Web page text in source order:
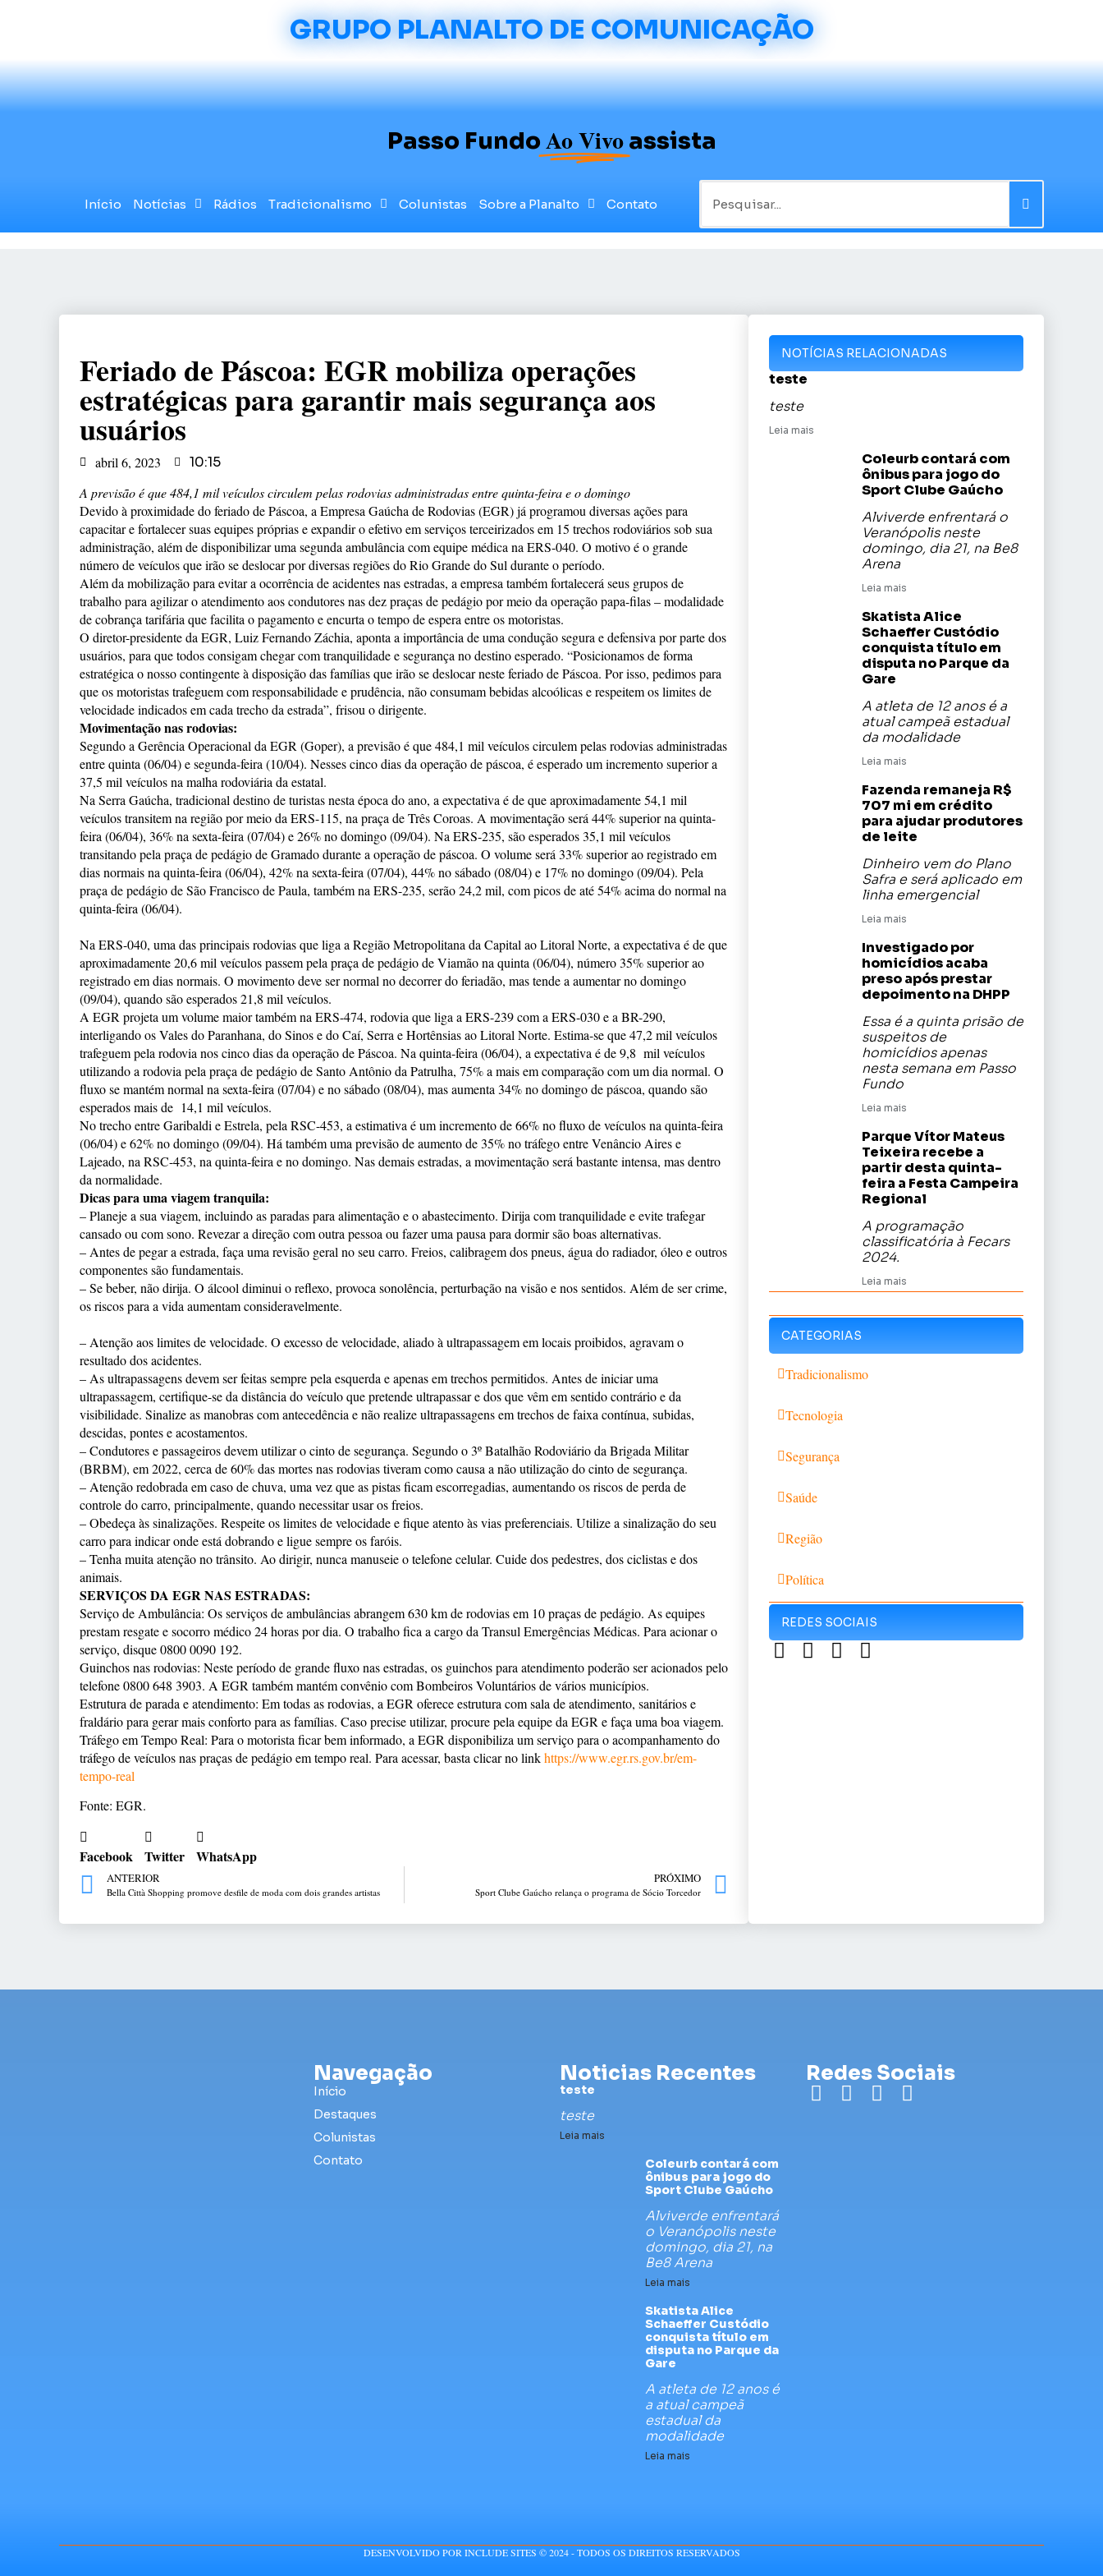
GRUPO PLANALTO DE COMUNICAÇÃO
Passo Fundo Ao Vivo assista
Início Notícias Rádios Tradicionalismo Colunistas Sobre a Planalto Contato
Feriado de Páscoa: EGR mobiliza operações
estratégicas para garantir mais segurança aos
usuários
abril 6, 2023
10:15
A previsão é que 484,1 mil veículos circulem pelas rodovias administradas entre quinta-feira e o domingo
Devido à proximidade do feriado de Páscoa, a Empresa Gaúcha de Rodovias (EGR) já programou diversas ações para
capacitar e fortalecer suas equipes próprias e expandir o efetivo em serviços terceirizados em 15 trechos rodoviários sob sua
administração, além de disponibilizar uma segunda ambulância com equipe médica na ERS-040. O motivo é o grande
número de veículos que irão se deslocar por diversas regiões do Rio Grande do Sul durante o período.
Além da mobilização para evitar a ocorrência de acidentes nas estradas, a empresa também fortalecerá seus grupos de
trabalho para agilizar o atendimento aos condutores nas dez praças de pedágio por meio da operação papa-filas – modalidade
de cobrança tarifária que facilita o pagamento e encurta o tempo de espera entre os motoristas.
O diretor-presidente da EGR, Luiz Fernando Záchia, aponta a importância de uma condução segura e defensiva por parte dos
usuários, para que todos consigam chegar com tranquilidade e segurança no destino esperado. “Posicionamos de forma
estratégica o nosso contingente à disposição das famílias que irão se deslocar neste feriado de Páscoa. Por isso, pedimos para
que os motoristas trafeguem com responsabilidade e prudência, não consumam bebidas alcoólicas e respeitem os limites de
velocidade indicados em cada trecho da estrada”, frisou o dirigente.
Movimentação nas rodovias:
Segundo a Gerência Operacional da EGR (Goper), a previsão é que 484,1 mil veículos circulem pelas rodovias administradas
entre quinta (06/04) e segunda-feira (10/04). Nesses cinco dias da operação de páscoa, é esperado um incremento superior a
37,5 mil veículos na malha rodoviária da estatal.
Na Serra Gaúcha, tradicional destino de turistas nesta época do ano, a expectativa é de que aproximadamente 54,1 mil
veículos transitem na região por meio da ERS-115, na praça de Três Coroas. A movimentação será 44% superior na quinta-
feira (06/04), 36% na sexta-feira (07/04) e 26% no domingo (09/04). Na ERS-235, são esperados 35,1 mil veículos
transitando pela praça de pedágio de Gramado durante a operação de páscoa. O volume será 33% superior ao registrado em
dias normais na quinta-feira (06/04), 42% na sexta-feira (07/04), 44% no sábado (08/04) e 17% no domingo (09/04). Pela
praça de pedágio de São Francisco de Paula, também na ERS-235, serão 24,2 mil, com picos de até 54% acima do normal na
quinta-feira (06/04).
Na ERS-040, uma das principais rodovias que liga a Região Metropolitana da Capital ao Litoral Norte, a expectativa é de que
aproximadamente 20,6 mil veículos passem pela praça de pedágio de Viamão na quinta (06/04), número 35% superior ao
registrado em dias normais. O movimento deve ser normal no decorrer do feriadão, mas tende a aumentar no domingo
(09/04), quando são esperados 21,8 mil veículos.
A EGR projeta um volume maior também na ERS-474, rodovia que liga a ERS-239 com a ERS-030 e a BR-290,
interligando os Vales do Paranhana, do Sinos e do Caí, Serra e Hortênsias ao Litoral Norte. Estima-se que 47,2 mil veículos
trafeguem pela rodovia nos cinco dias da operação de Páscoa. Na quinta-feira (06/04), a expectativa é de 9,8 mil veículos
utilizando a rodovia pela praça de pedágio de Santo Antônio da Patrulha, 75% a mais em comparação com um dia normal. O
fluxo se mantém normal na sexta-feira (07/04) e no sábado (08/04), mas aumenta 34% no domingo de páscoa, quando são
esperados mais de 14,1 mil veículos.
No trecho entre Garibaldi e Estrela, pela RSC-453, a estimativa é um incremento de 66% no fluxo de veículos na quinta-feira
(06/04) e 62% no domingo (09/04). Há também uma previsão de aumento de 35% no tráfego entre Venâncio Aires e
Lajeado, na RSC-453, na quinta-feira e no domingo. Nas demais estradas, a movimentação será bastante intensa, mas dentro
da normalidade.
Dicas para uma viagem tranquila:
– Planeje a sua viagem, incluindo as paradas para alimentação e o abastecimento. Dirija com tranquilidade e evite trafegar
cansado ou com sono. Revezar a direção com outra pessoa ou fazer uma pausa para dormir são boas alternativas.
– Antes de pegar a estrada, faça uma revisão geral no seu carro. Freios, calibragem dos pneus, água do radiador, óleo e outros
componentes são fundamentais.
– Se beber, não dirija. O álcool diminui o reflexo, provoca sonolência, perturbação na visão e nos sentidos. Além de ser crime,
os riscos para a vida aumentam consideravelmente.
– Atenção aos limites de velocidade. O excesso de velocidade, aliado à ultrapassagem em locais proibidos, agravam o
resultado dos acidentes.
– As ultrapassagens devem ser feitas sempre pela esquerda e apenas em trechos permitidos. Antes de iniciar uma
ultrapassagem, certifique-se da distância do veículo que pretende ultrapassar e dos que vêm em sentido contrário e da
visibilidade. Sinalize as manobras com antecedência e não realize ultrapassagens em trechos de faixa contínua, subidas,
descidas, pontes e acostamentos.
– Condutores e passageiros devem utilizar o cinto de segurança. Segundo o 3º Batalhão Rodoviário da Brigada Militar
(BRBM), em 2022, cerca de 60% das mortes nas rodovias tiveram como causa a não utilização do cinto de segurança.
– Atenção redobrada em caso de chuva, uma vez que as pistas ficam escorregadias, aumentando os riscos de perda de
controle do carro, principalmente, quando necessitar usar os freios.
– Obedeça às sinalizações. Respeite os limites de velocidade e fique atento às vias preferenciais. Utilize a sinalização do seu
carro para indicar onde está dobrando e ligue sempre os faróis.
– Tenha muita atenção no trânsito. Ao dirigir, nunca manuseie o telefone celular. Cuide dos pedestres, dos ciclistas e dos
animais.
SERVIÇOS DA EGR NAS ESTRADAS:
Serviço de Ambulância: Os serviços de ambulâncias abrangem 630 km de rodovias em 10 praças de pedágio. As equipes
prestam resgate e socorro médico 24 horas por dia. O trabalho fica a cargo da Transul Emergências Médicas. Para acionar o
serviço, disque 0800 0090 192.
Guinchos nas rodovias: Neste período de grande fluxo nas estradas, os guinchos para atendimento poderão ser acionados pelo
telefone 0800 648 3903. A EGR também mantém convênio com Bombeiros Voluntários de vários municípios.
Estrutura de parada e atendimento: Em todas as rodovias, a EGR oferece estrutura com sala de atendimento, sanitários e
fraldário para gerar mais conforto para as famílias. Caso precise utilizar, procure pela equipe da EGR e faça uma boa viagem.
Tráfego em Tempo Real: Para o motorista ficar bem informado, a EGR disponibiliza um serviço para o acompanhamento do
tráfego de veículos nas praças de pedágio em tempo real. Para acessar, basta clicar no linkhttps://www.egr.rs.gov.br/em-
tempo-real
Fonte: EGR.
Facebook Twitter WhatsApp
ANTERIOR
Bella Città Shopping promove desfile de moda com dois grandes artistas
PRÓXIMO
Sport Clube Gaúcho relança o programa de Sócio Torcedor
NOTÍCIAS RELACIONADAS
teste
teste
Leia mais
Coleurb contará com
ônibus para jogo do
Sport Clube Gaúcho
Alviverde enfrentará o
Veranópolis neste
domingo, dia 21, na Be8
Arena
Leia mais
Skatista Alice
Schaeffer Custódio
conquista título em
disputa no Parque da
Gare
A atleta de 12 anos é a
atual campeã estadual
da modalidade
Leia mais
Fazenda remaneja R$
707 mi em crédito
para ajudar produtores
de leite
Dinheiro vem do Plano
Safra e será aplicado em
linha emergencial
Leia mais
Investigado por
homicídios acaba
preso após prestar
depoimento na DHPP
Essa é a quinta prisão de
suspeitos de
homicídios apenas
nesta semana em Passo
Fundo
Leia mais
Parque Vítor Mateus
Teixeira recebe a
partir desta quinta-
feira a Festa Campeira
Regional
A programação
classificatória à Fecars
2024.
Leia mais
CATEGORIAS
Tradicionalismo
Tecnologia
Segurança
Saúde
Região
Política
REDES SOCIAIS
Navegação
Início
Destaques
Colunistas
Contato
Noticias Recentes
teste
teste
Leia mais
Coleurb contará com
ônibus para jogo do
Sport Clube Gaúcho
Alviverde enfrentará
o Veranópolis neste
domingo, dia 21, na
Be8 Arena
Leia mais
Skatista Alice
Schaeffer Custódio
conquista título em
disputa no Parque da
Gare
A atleta de 12 anos é
a atual campeã
estadual da
modalidade
Leia mais
Redes Sociais
DESENVOLVIDO POR INCLUDE SITES © 2024 - TODOS OS DIREITOS RESERVADOS